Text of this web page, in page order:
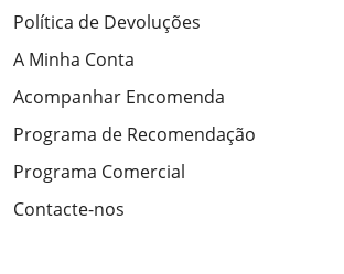
Política de Devoluções
A Minha Conta
Acompanhar Encomenda
Programa de Recomendação
Programa Comercial
Contacte-nos